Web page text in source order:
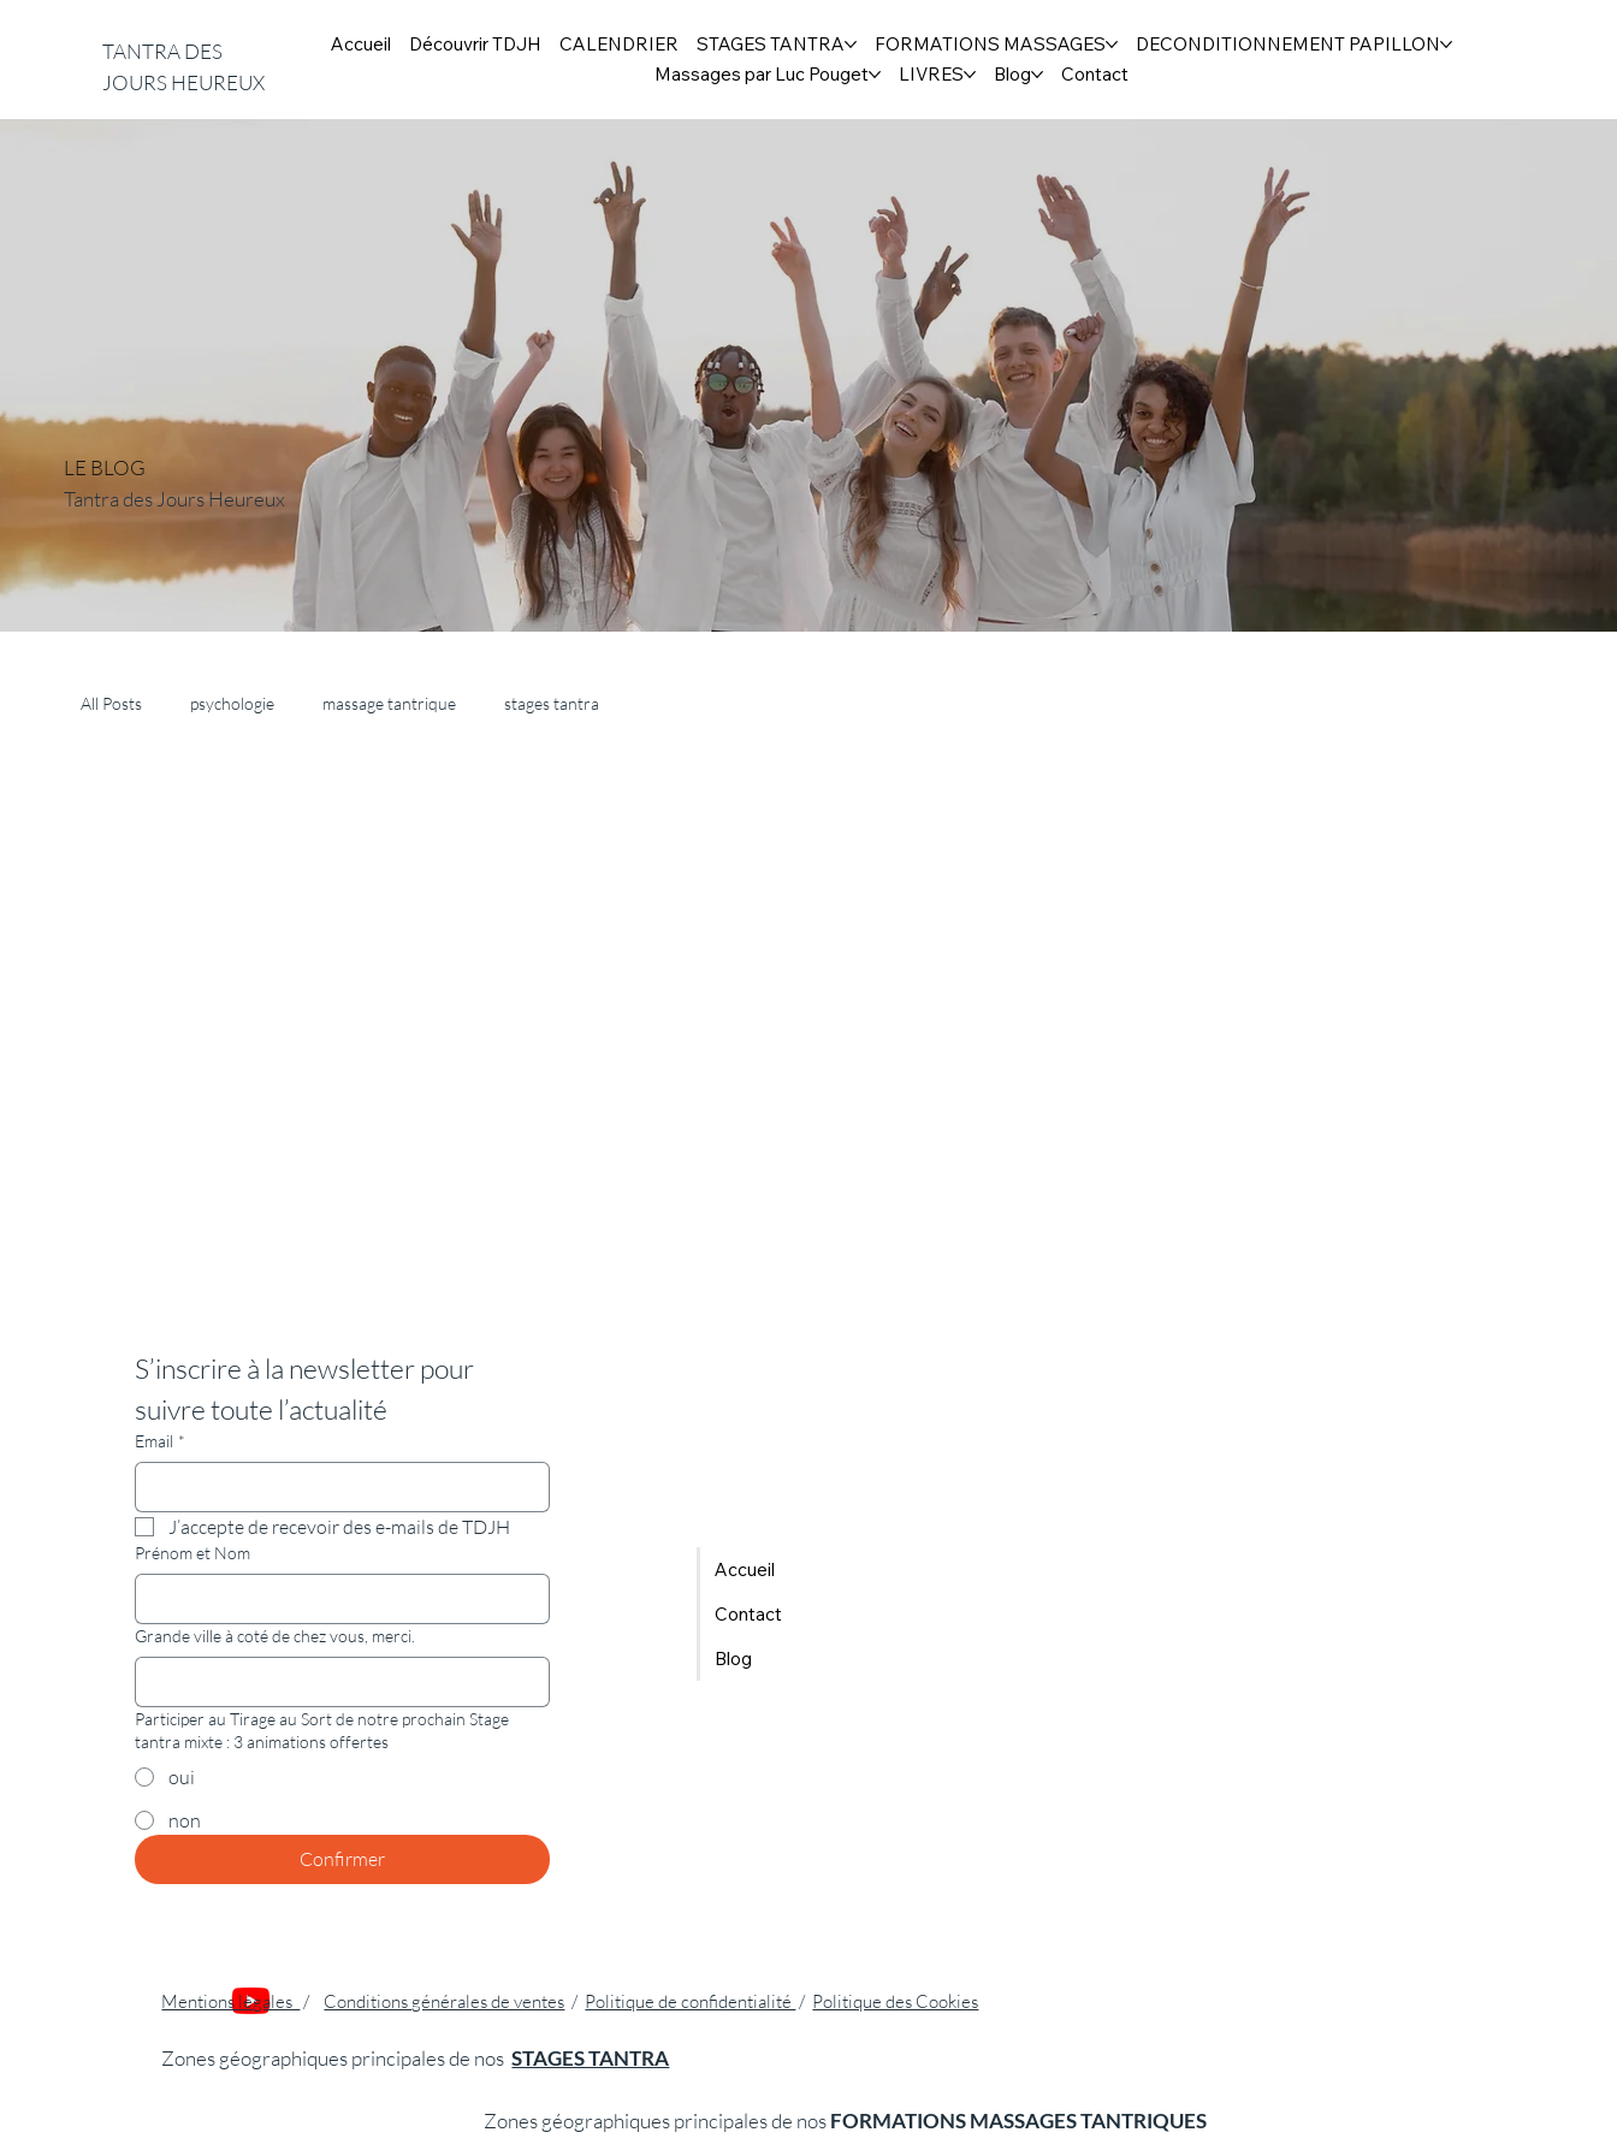
TANTRA DES
JOURS HEUREUX
Accueil Découvrir TDJH CALENDRIER STAGES TANTRA FORMATIONS MASSAGES
DECONDITIONNEMENT PAPILLON
Massages par Luc Pouget
LIVRES Blog Contact
LE BLOG
Tantra des Jours Heureux
All Posts psychologie massage tantrique stages tantra
S’inscrire à la newsletter pour
suivre toute l’actualité
Email *
J’accepte de recevoir des e-mails de TDJH
Prénom et Nom
Grande ville à coté de chez vous, merci.
Participer au Tirage au Sort de notre prochain Stage
tantra mixte : 3 animations offertes
oui
non
Confirmer
Accueil
Contact
Blog
Mentions légales / Conditions générales de ventes / Politique de confidentialité / Politique des Cookies
Zones géographiques principales de nosSTAGES TANTRA
Zones géographiques principales de nosFORMATIONS MASSAGES TANTRIQUES